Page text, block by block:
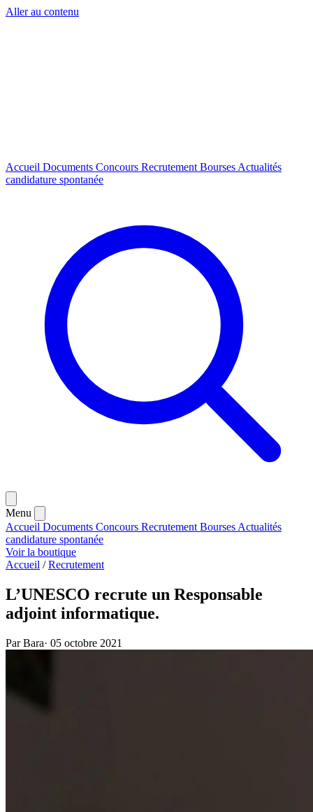
Aller au contenu
Accueil Documents Concours Recrutement Bourses Actualités
candidature spontanée
Menu
Accueil Documents Concours Recrutement Bourses Actualités
candidature spontanée
Voir la boutique
Accueil / Recrutement
L’UNESCO recrute un Responsable
adjoint informatique.
Par Bara· 05 octobre 2021